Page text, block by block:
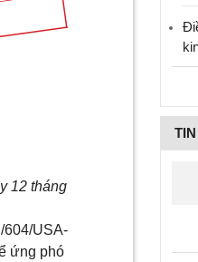
12 tháng
604/USA-
ứng phó